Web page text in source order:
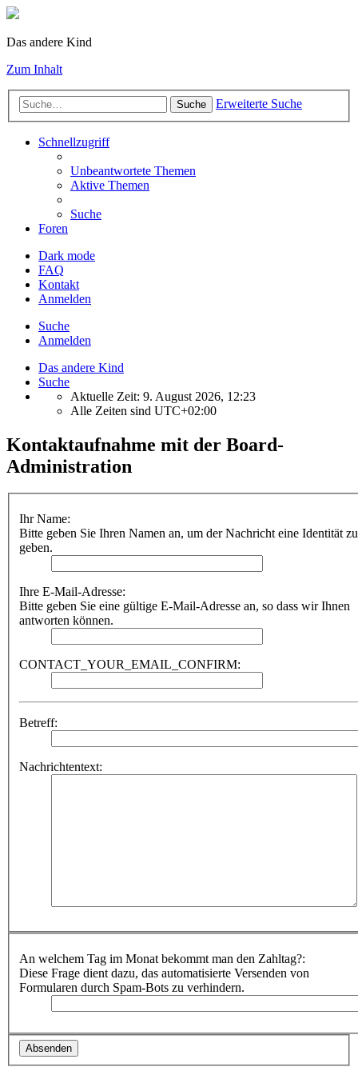
Das andere Kind
Zum Inhalt
Suche Erweiterte Suche
Schnellzugriff
Unbeantwortete Themen
Aktive Themen
Suche
Foren
Dark mode
FAQ
Kontakt
Anmelden
Suche
Anmelden
Das andere Kind
Suche
Aktuelle Zeit: 9. August 2026, 12:23
Alle Zeiten sind UTC+02:00
Kontaktaufnahme mit der Board-
Administration
Ihr Name:
Bitte geben Sie Ihren Namen an, um der Nachricht eine Identität zu
geben.
Ihre E-Mail-Adresse:
Bitte geben Sie eine gültige E-Mail-Adresse an, so dass wir Ihnen
antworten können.
CONTACT_YOUR_EMAIL_CONFIRM:
Betreff:
Nachrichtentext:
An welchem Tag im Monat bekommt man den Zahltag?:
Diese Frage dient dazu, das automatisierte Versenden von
Formularen durch Spam-Bots zu verhindern.